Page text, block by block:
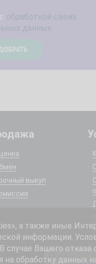
обработкой своих
данных
выкуп
а также иные
информации.
случае Вашего
на обработку